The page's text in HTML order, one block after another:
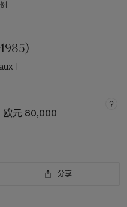
I
欧元 80,000
分享